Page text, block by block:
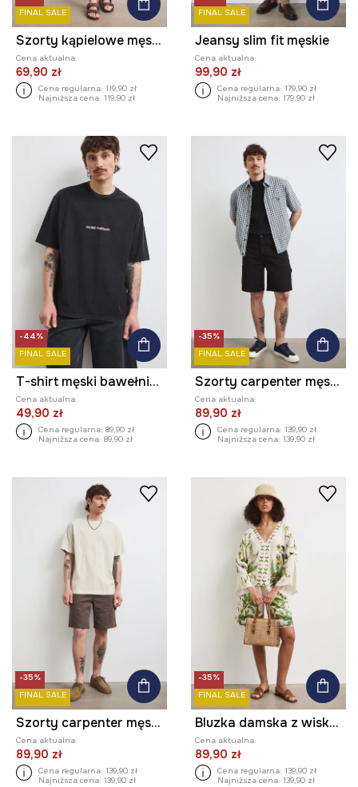
FINAL SALE
Szorty kąpielowe męskie z motywem roślinnym
Cena aktualna:
69,90 zł
Cena regularna: 119,90 zł
Najniższa cena: 119,90 zł
FINAL SALE
Jeansy slim fit męskie
Cena aktualna:
99,90 zł
Cena regularna: 179,90 zł
Najniższa cena: 179,90 zł
-44%
FINAL SALE
T-shirt męski bawełniany z efektem sprania
Cena aktualna:
49,90 zł
Cena regularna: 89,90 zł
Najniższa cena: 89,90 zł
-35%
FINAL SALE
Szorty carpenter męskie bawełniane z elastanem regular waist
Cena aktualna:
89,90 zł
Cena regularna: 139,90 zł
Najniższa cena: 139,90 zł
-35%
FINAL SALE
Szorty carpenter męskie bawełniane z elastanem regular waist
Cena aktualna:
89,90 zł
Cena regularna: 139,90 zł
Najniższa cena: 139,90 zł
-35%
FINAL SALE
Bluzka damska z wiskozy
Cena aktualna:
89,90 zł
Cena regularna: 139,90 zł
Najniższa cena: 139,90 zł